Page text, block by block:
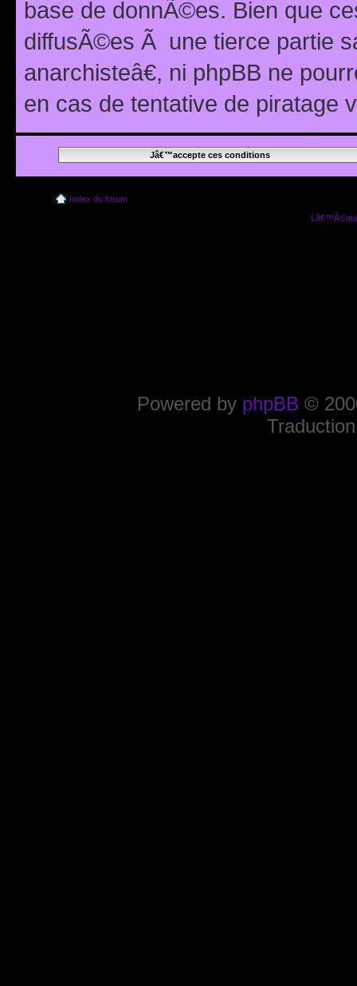
base de donnÃ©es. Bien que
diffusÃ©es Ã une tierce partie
anarchisteâ€, ni phpBB ne
en cas de tentative de piratage
Index du forum
Powered by phpBB ©